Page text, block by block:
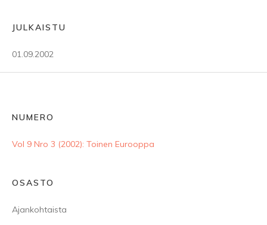
JULKAISTU
01.09.2002
NUMERO
Vol 9 Nro 3 (2002): Toinen Eurooppa
OSASTO
Ajankohtaista